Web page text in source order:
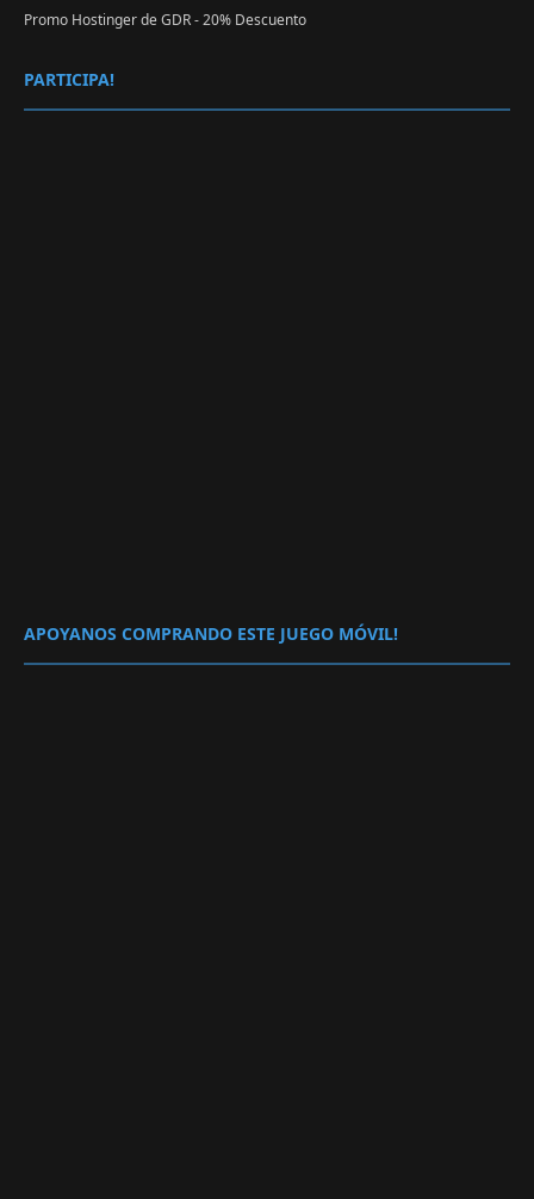
Promo Hostinger de GDR - 20% Descuento
PARTICIPA!
APOYANOS COMPRANDO ESTE JUEGO MÓVIL!